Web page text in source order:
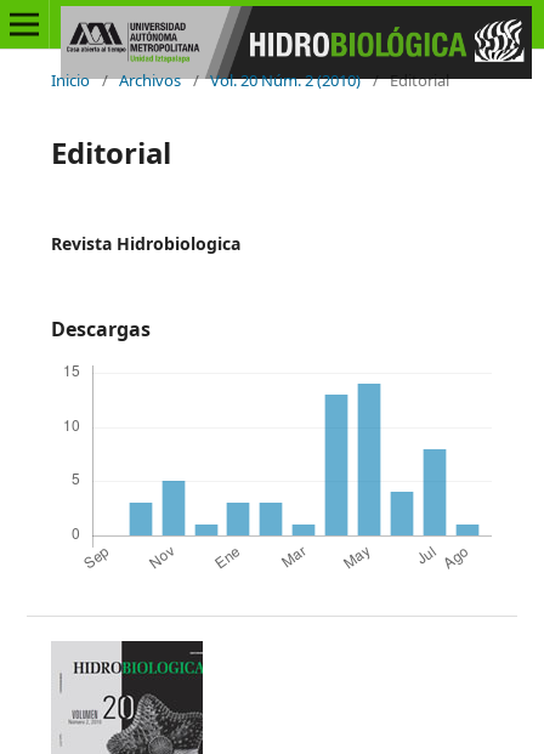
Inicio / Archivos / Vol. 20 Núm. 2 (2010) / Editorial
Editorial
Revista Hidrobiologica
Descargas